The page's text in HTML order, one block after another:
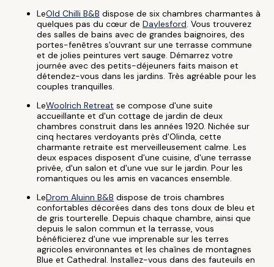
LeOld Chilli B&B dispose de six chambres charmantes à
quelques pas du cœur de Daylesford. Vous trouverez
des salles de bains avec de grandes baignoires, des
portes-fenêtres s'ouvrant sur une terrasse commune
et de jolies peintures vert sauge. Démarrez votre
journée avec des petits-déjeuners faits maison et
détendez-vous dans les jardins. Très agréable pour les
couples tranquilles.
LeWoolrich Retreat se compose d'une suite
accueillante et d'un cottage de jardin de deux
chambres construit dans les années 1920. Nichée sur
cinq hectares verdoyants près d'Olinda, cette
charmante retraite est merveilleusement calme. Les
deux espaces disposent d'une cuisine, d'une terrasse
privée, d'un salon et d'une vue sur le jardin. Pour les
romantiques ou les amis en vacances ensemble.
LeDrom Aluinn B&B dispose de trois chambres
confortables décorées dans des tons doux de bleu et
de gris tourterelle. Depuis chaque chambre, ainsi que
depuis le salon commun et la terrasse, vous
bénéficierez d'une vue imprenable sur les terres
agricoles environnantes et les chaînes de montagnes
Blue et Cathedral. Installez-vous dans des fauteuils en